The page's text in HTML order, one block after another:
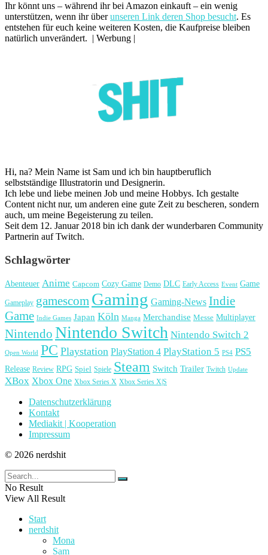
Ihr könnt uns – während ihr bei Amazon einkauft – ein wenig
unterstützen, wenn ihr überunseren Link deren Shop besucht. Es
entstehen für euch keine weiteren Kosten, die Kaufpreise bleiben
natürlich unverändert. | Werbung |
Hi, na? Mein Name ist Sam und ich bin hauptberuflich
selbstständige Illustratorin und Designerin.
Ich lebe und liebe meinen Job und meine Hobbys. Ich gestalte
Content nicht nur, um anderen eine gute Zeit zu bescheren, sondern
auch, um meine Begeisterung zu teilen.
Seit dem 12. Januar 2018 bin ich dank der wunderbaren Community
Partnerin auf Twitch.
Schlagwörter
Abenteuer Anime Capcom Cozy Game Demo DLC Early Access Event Game
Gameplay gamescom Gaming Gaming-News Indie
Game Indie Games Japan Köln Manga Merchandise Messe Multiplayer
Nintendo Nintendo Switch Nintendo Switch 2
Open World PC Playstation PlayStation 4 PlayStation 5 PS4 PS5
Release Review RPG Spiel Spiele Steam Switch Trailer Twitch Update
XBox Xbox One Xbox Series X Xbox Series X|S
Datenschutzerklärung
Kontakt
Mediakit | Kooperation
Impressum
© 2026 nerdshit
No Result
View All Result
Start
nerdshit
Mona
Sam